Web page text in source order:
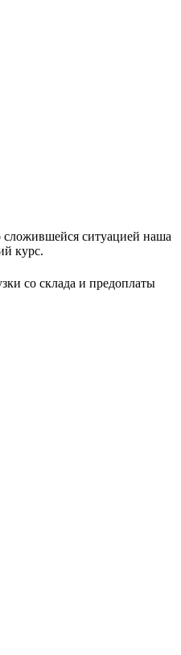
ситуацией наша
курс.
со склада и предоплаты